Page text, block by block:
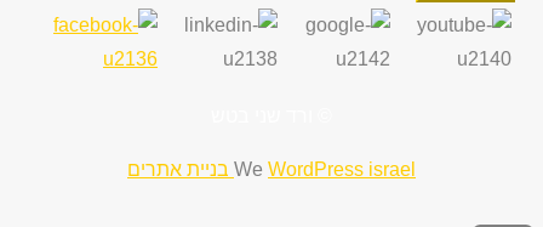
We WordPress israel בניית אתרים